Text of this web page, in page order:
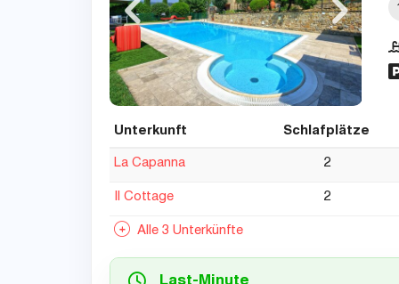
Unterkunft Schlafplätze
La Capanna 2
Il Cottage 2
Alle 3 Unterkünfte